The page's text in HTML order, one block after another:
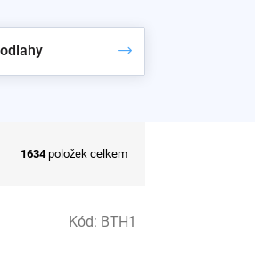
1634položek celkem
Kód: BTH1